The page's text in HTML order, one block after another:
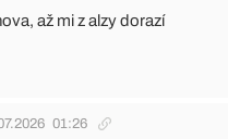
až mi z alzy dorazí
01:26